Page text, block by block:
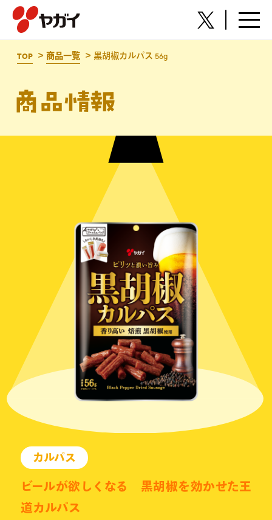
TOP 商品一覧 黒胡椒カルパス 56g
商品情報
カルパス
ビールが欲しくなる 黒胡椒を効かせた王
道カルパス